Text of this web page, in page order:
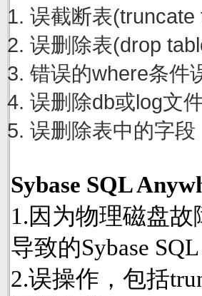
误截断表(truncate
误删除表(drop
错误的where条件
误删除db或log文
误删除表中的字段
Sybase SQL
1.因为物理磁盘
导致的Sybase
2.误操作，包括